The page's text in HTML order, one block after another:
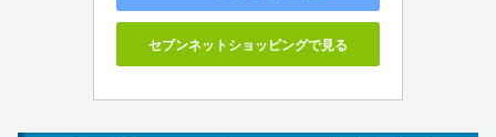
セブンネットショッピングで見る